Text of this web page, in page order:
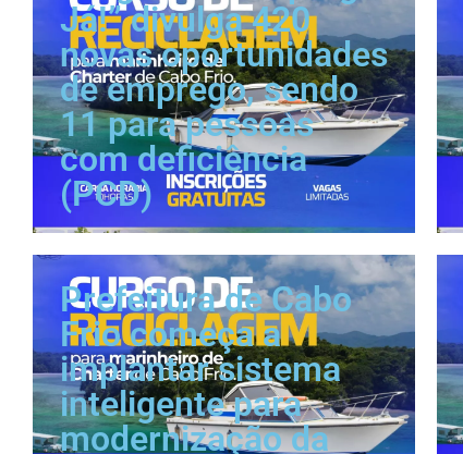
Já!” divulga 420
novas oportunidades
de emprego, sendo
11 para pessoas
com deficiência
(PCD)
Prefeitura de Cabo
Frio começa a
implantar sistema
inteligente para
modernização da